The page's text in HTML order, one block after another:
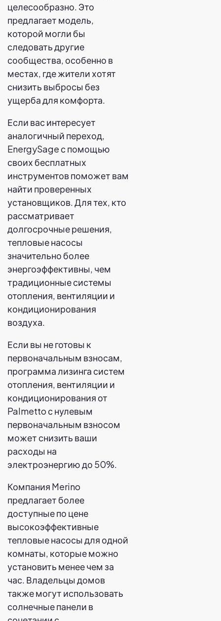
целесообразно. Это
предлагает модель,
которой могли бы
следовать другие
сообщества, особенно в
местах, где жители хотят
снизить выбросы без
ущерба для комфорта.
Если вас интересует
аналогичный переход,
EnergySage с помощью
своих бесплатных
инструментов поможет вам
найти проверенных
установщиков. Для тех, кто
рассматривает
долгосрочные решения,
тепловые насосы
значительно более
энергоэффективны, чем
традиционные системы
отопления, вентиляции и
кондиционирования
воздуха.
Если вы не готовы к
первоначальным взносам,
программа лизинга систем
отопления, вентиляции и
кондиционирования от
Palmetto с нулевым
первоначальным взносом
может снизить ваши
расходы на
электроэнергию до 50%.
Компания Merino
предлагает более
доступные по цене
высокоэффективные
тепловые насосы для одной
комнаты, которые можно
установить менее чем за
час. Владельцы домов
также могут использовать
солнечные панели в